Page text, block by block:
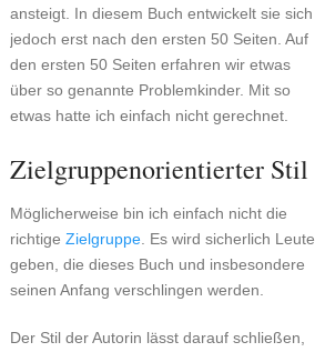
ansteigt. In diesem Buch entwickelt sie sich
jedoch erst nach den ersten 50 Seiten. Auf
den ersten 50 Seiten erfahren wir etwas
über so genannte Problemkinder. Mit so
etwas hatte ich einfach nicht gerechnet.
Zielgruppenorientierter Stil
Möglicherweise bin ich einfach nicht die
richtige Zielgruppe. Es wird sicherlich Leute
geben, die dieses Buch und insbesondere
seinen Anfang verschlingen werden.
Der Stil der Autorin lässt darauf schließen,